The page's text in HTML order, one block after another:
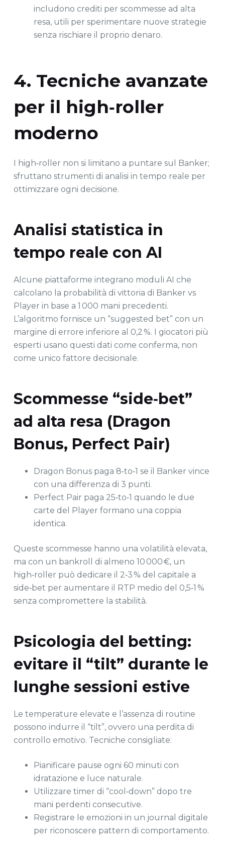
includono crediti per scommesse ad alta
resa, utili per sperimentare nuove strategie
senza rischiare il proprio denaro.
4. Tecniche avanzate
per il high‑roller
moderno
I high‑roller non si limitano a puntare sul Banker;
sfruttano strumenti di analisi in tempo reale per
ottimizzare ogni decisione.
Analisi statistica in
tempo reale con AI
Alcune piattaforme integrano moduli AI che
calcolano la probabilità di vittoria di Banker vs
Player in base a 1 000 mani precedenti.
L’algoritmo fornisce un “suggested bet” con un
margine di errore inferiore al 0,2 %. I giocatori più
esperti usano questi dati come conferma, non
come unico fattore decisionale.
Scommesse “side‑bet”
ad alta resa (Dragon
Bonus, Perfect Pair)
Dragon Bonus paga 8‑to‑1 se il Banker vince
con una differenza di 3 punti.
Perfect Pair paga 25‑to‑1 quando le due
carte del Player formano una coppia
identica.
Queste scommesse hanno una volatilità elevata,
ma con un bankroll di almeno 10 000 €, un
high‑roller può dedicare il 2‑3 % del capitale a
side‑bet per aumentare il RTP medio del 0,5‑1 %
senza compromettere la stabilità.
Psicologia del betting:
evitare il “tilt” durante le
lunghe sessioni estive
Le temperature elevate e l’assenza di routine
possono indurre il “tilt”, ovvero una perdita di
controllo emotivo. Tecniche consigliate:
Pianificare pause ogni 60 minuti con
idratazione e luce naturale.
Utilizzare timer di “cool‑down” dopo tre
mani perdenti consecutive.
Registrare le emozioni in un journal digitale
per riconoscere pattern di comportamento.